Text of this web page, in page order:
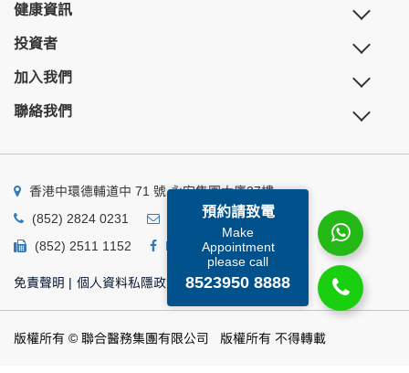
預約請致電
Make
Appointment
please call
8523950 8888
健康資訊
投資者
加入我們
聯絡我們
香港中環德輔道中 71 號 永安集團大廈27樓
(852) 2824 0231
business@ump.com.hk
(852) 2511 1152
Facebook Linkedin
免責聲明 | 個人資料私隱政策 | 個人資料收集聲明
版權所有 © 聯合醫務集團有限公司 版權所有 不得轉載